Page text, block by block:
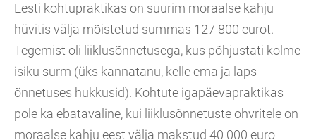
Eesti kohtupraktikas on suurim moraalse kahju
hüvitis välja mõistetud summas 127 800 eurot.
Tegemist oli liiklusõnnetusega, kus põhjustati kolme
isiku surm (üks kannatanu, kelle ema ja laps
õnnetuses hukkusid). Kohtute igapäevapraktikas
pole ka ebatavaline, kui liiklusõnnetuste ohvritele on
moraalse kahju eest välja makstud 40 000 euro